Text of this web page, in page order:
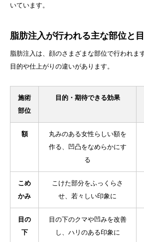
いています。
脂肪注入が行われる主な部位と
脂肪注入は、顔のさまざまな部位で行われま
目的や仕上がりの違いがあります。
施術
部位
目的・期待できる効果
額
丸みのある女性らしい額を
作る、凹凸をなめらかにす
る
こめ
かみ
こけた部分をふっくらさ
せ、若々しい印象に
目の
下
目の下のクマや凹みを改善
し、ハリのある印象に